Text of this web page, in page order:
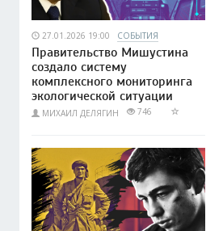
27.01.2026 19:00 СОБЫТИЯ
Правительство Мишустина
создало систему
комплексного мониторинга
экологической ситуации
МИХАИЛ ДЕЛЯГИН 746